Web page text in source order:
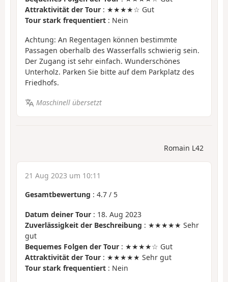
Attraktivität der Tour : ★★★★☆ Gut
Tour stark frequentiert : Nein
Achtung: An Regentagen können bestimmte
Passagen oberhalb des Wasserfalls schwierig sein.
Der Zugang ist sehr einfach. Wunderschönes
Unterholz. Parken Sie bitte auf dem Parkplatz des
Friedhofs.
Maschinell übersetzt
Romain L42
21 Aug 2023 um 10:11
Gesamtbewertung : 4.7 / 5
Datum deiner Tour : 18. Aug 2023
Zuverlässigkeit der Beschreibung : ★★★★★ Sehr
gut
Bequemes Folgen der Tour : ★★★★☆ Gut
Attraktivität der Tour : ★★★★★ Sehr gut
Tour stark frequentiert : Nein